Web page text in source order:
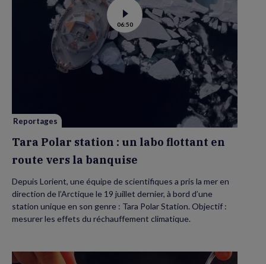
Voir
la
vidéo
de
Tara
Polar
station
:
la
06:50
Reportages
Tara Polar station : un labo flottant en
route vers la banquise
Depuis Lorient, une équipe de scientifiques a pris la mer en
direction de l’Arctique le 19 juillet dernier, à bord d’une
station unique en son genre : Tara Polar Station. Objectif :
mesurer les effets du réchauffement climatique.